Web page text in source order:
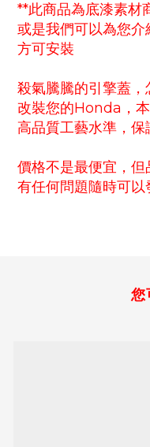
**此商品為底漆素材
或是我們可以為您
方可安裝
殺氣騰騰的引擎蓋，
改裝您的Honda，
高品質工藝水準，
價格不是最便宜，
有任何問題隨時可
您